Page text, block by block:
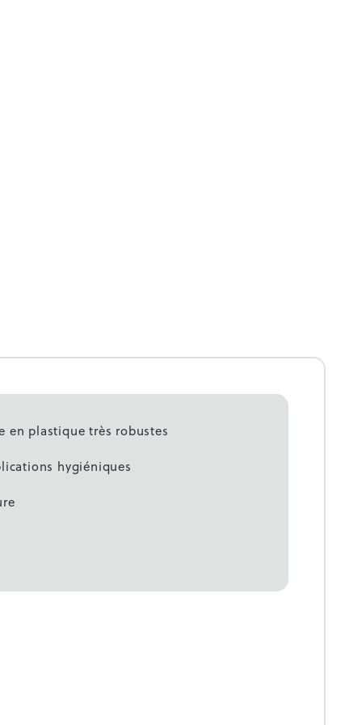
en plastique très robustes
hygiéniques